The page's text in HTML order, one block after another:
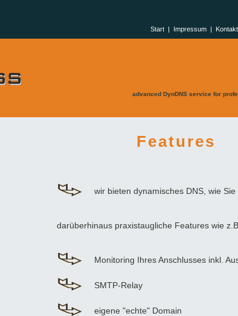
Start | Impressum | Kontakt
advanced DynDNS service for
Features
wir bieten dynamisches DNS, wie
darüberhinaus praxistaugliche Features wie
Monitoring Ihres Anschlusses inkl.
SMTP-Relay
eigene "echte" Domain